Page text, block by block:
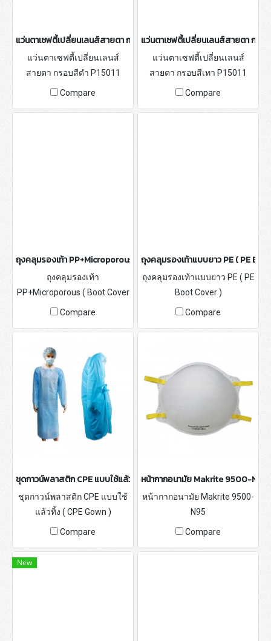
แว่นตาเซฟตี้เปลี่ยนเลนส์สายตา กรอบสีดำ P15011
แว่นตาเซฟตี้เปลี่ยนเลนส์
สายตา กรอบสีดำ P15011
Compare
แว่นตาเซฟตี้เปลี่ยนเลนส์สายตา กรอบ
แว่นตาเซฟตี้เปลี่ยนเลนส์
สายตา กรอบสีเทา P15011
Compare
ถุงคลุมรองเท้า PP+Microporous ( Boot Cover )
ถุงคลุมรองเท้า
PP+Microporous ( Boot Cover
Compare
ถุงคลุมรองเท้าแบบยาว PE ( PE
ถุงคลุมรองเท้าแบบยาว PE ( PE
Boot Cover )
Compare
ชุดกาวน์พลาสติก CPE แบบใช้แล้วทิ้ง ( CPE Gown )
ชุดกาวน์พลาสติก CPE แบบใช้
แล้วทิ้ง ( CPE Gown )
Compare
หน้ากากอนามัย Makrite 9500-N95
หน้ากากอนามัย Makrite 9500-
N95
Compare
New